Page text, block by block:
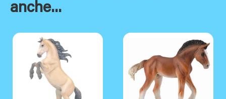
anche...